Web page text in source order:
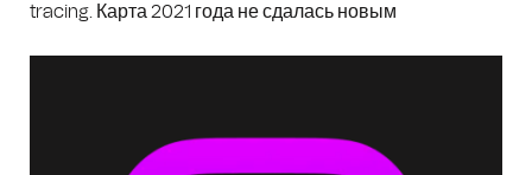
tracing. Карта 2021 года не сдалась новым